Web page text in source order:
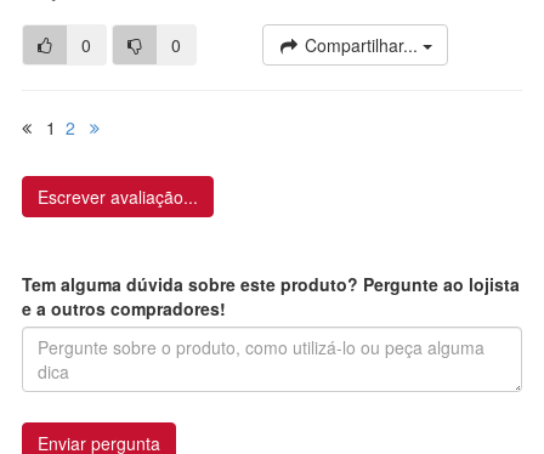
0 0 Compartilhar...
1 2
Escrever avaliação...
Tem alguma dúvida sobre este produto? Pergunte ao lojista
e a outros compradores!
Enviar pergunta